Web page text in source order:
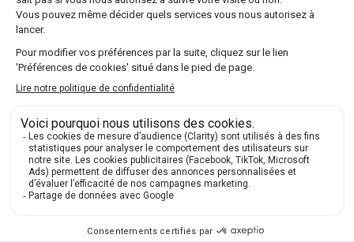
fréquentes.
Par exemple, le
"pris" et celui de "venir" devient "venu". Connaître ces
formes irrégulières aide à conjuguer correctement les
verbes auxtemps composés
Pour maîtriser lestemps composés, il est recommandé
d'effectuer régulièrement des exercices de
conjugaison. Pratiquez en écrivant des phrases utilisant
différentstemps composéset en vérifiant les accords
du participe passé. Ceci renforcera votre
compréhension et votre capacité à appliquer ces règles